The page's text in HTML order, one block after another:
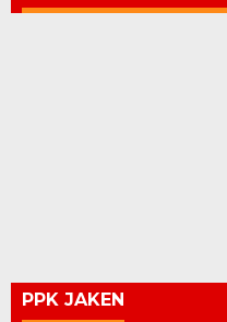
PPK JAKEN